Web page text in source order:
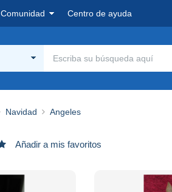
Comunidad Centro de ayuda
Navidad Angeles
Añadir a mis favoritos